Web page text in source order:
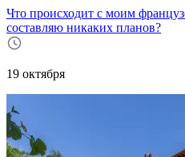
Что происходит с моим
составляю никаких планов?
19 октября